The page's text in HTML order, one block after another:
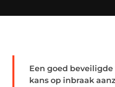
Een goed
kans op inbraak